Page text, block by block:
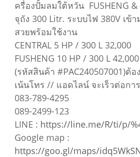
ครื่องปั้มลมใต้หวัน FUSHENG &
จุถัง 300 Litr. ระบบไฟ 380V เข้
สวยพร้อมใช้งาน
CENTRAL 5 HP / 300 L 32,000
FUSHENG 10 HP / 300 L 42,000
(รหัสสินค้า #PAC240507001)ต้
เน้นโทร // แอดไลน์ จะเร็วต่อก
083-789-4295
089-2499-123
LINE : https://line.me/R/ti/p/
Google map :
https://goo.gl/maps/